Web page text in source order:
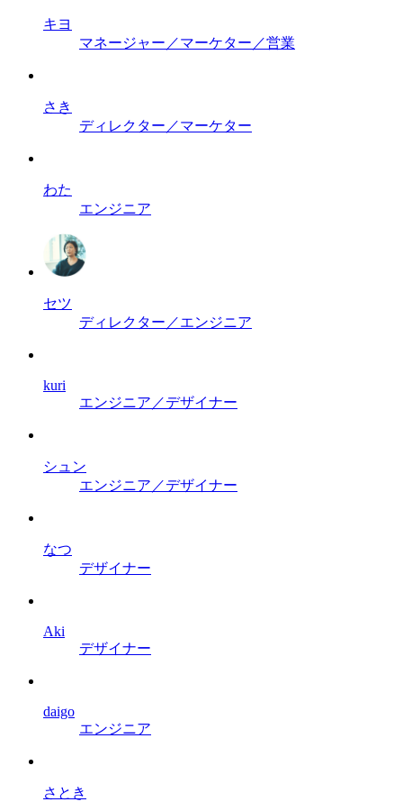
キヨ
マネージャー／マーケター／営業
さき
ディレクター／マーケター
わた
エンジニア
セツ
ディレクター／エンジニア
kuri
エンジニア／デザイナー
シュン
エンジニア／デザイナー
なつ
デザイナー
Aki
デザイナー
daigo
エンジニア
さとき